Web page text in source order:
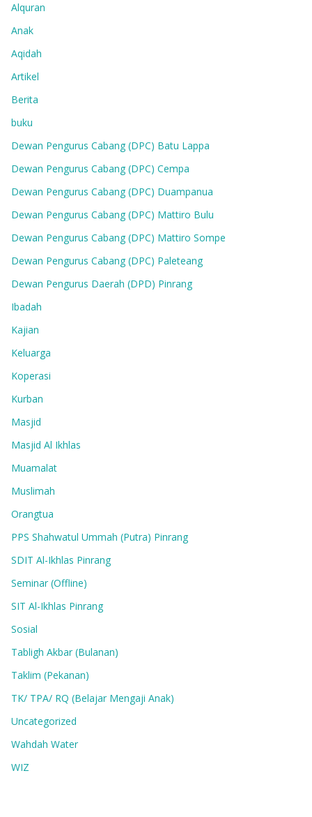
Alquran
Anak
Aqidah
Artikel
Berita
buku
Dewan Pengurus Cabang (DPC) Batu Lappa
Dewan Pengurus Cabang (DPC) Cempa
Dewan Pengurus Cabang (DPC) Duampanua
Dewan Pengurus Cabang (DPC) Mattiro Bulu
Dewan Pengurus Cabang (DPC) Mattiro Sompe
Dewan Pengurus Cabang (DPC) Paleteang
Dewan Pengurus Daerah (DPD) Pinrang
Ibadah
Kajian
Keluarga
Koperasi
Kurban
Masjid
Masjid Al Ikhlas
Muamalat
Muslimah
Orangtua
PPS Shahwatul Ummah (Putra) Pinrang
SDIT Al-Ikhlas Pinrang
Seminar (Offline)
SIT Al-Ikhlas Pinrang
Sosial
Tabligh Akbar (Bulanan)
Taklim (Pekanan)
TK/ TPA/ RQ (Belajar Mengaji Anak)
Uncategorized
Wahdah Water
WIZ